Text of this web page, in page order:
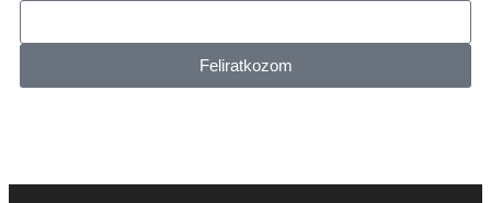
Feliratkozom